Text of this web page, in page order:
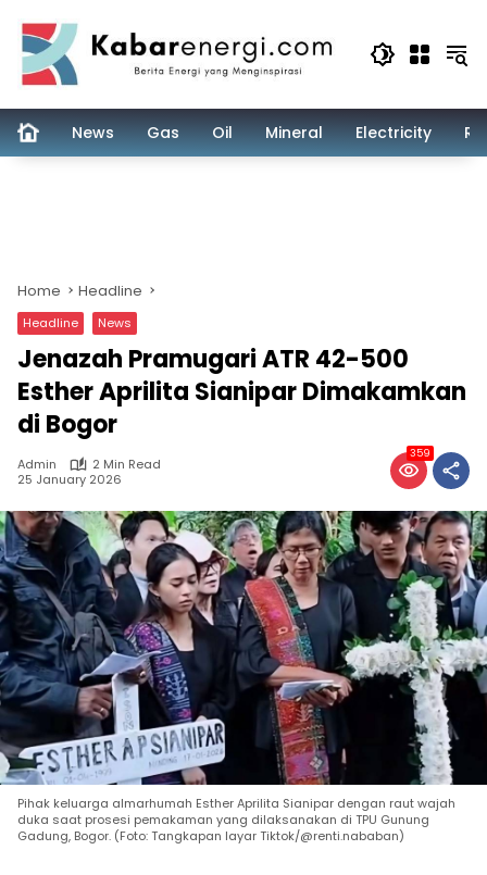
content
News Gas Oil Mineral Electricity
Home Headline
Headline News
Jenazah Pramugari ATR 42-500
Esther Aprilita Sianipar Dimakamkan
di Bogor
Admin
2 Min Read
25 January 2026
359
Pihak keluarga almarhumah Esther Aprilita Sianipar dengan raut wajah
duka saat prosesi pemakaman yang dilaksanakan di TPU Gunung
Gadung, Bogor. (Foto: Tangkapan layar Tiktok/@renti.nababan)